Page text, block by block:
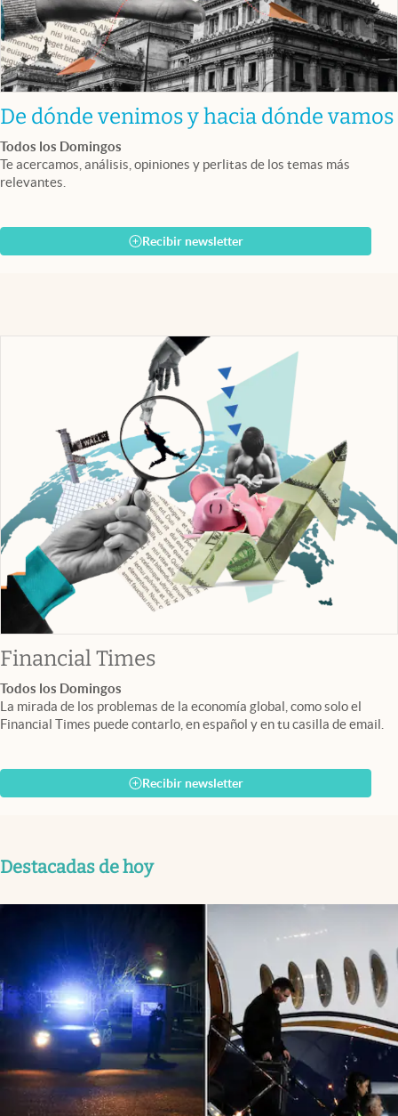
De dónde venimos y hacia dónde vamos
Todos los Domingos
Te acercamos, análisis, opiniones y perlitas de los temas más
relevantes.
Recibir newsletter
Financial Timesabre en nueva pestaña
Todos los Domingos
La mirada de los problemas de la economía global, como solo el
Financial Times puede contarlo, en español y en tu casilla de email.
Recibir newsletter
Destacadas de hoy